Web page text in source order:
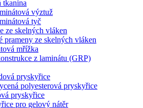
tkanina
výztuž
tyč
ze skelných vláken
prameny ze skelných vláken
mřížka
z laminátu (GRP)
pryskyřice
polyesterová pryskyřice
pryskyřice
pro gelový nátěr